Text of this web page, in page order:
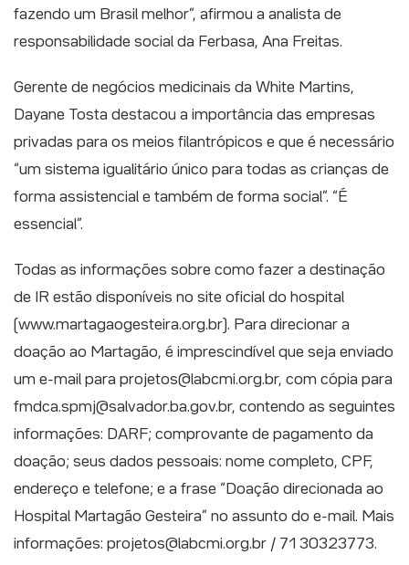
fazendo um Brasil melhor”, afirmou a analista de
responsabilidade social da Ferbasa, Ana Freitas.
Gerente de negócios medicinais da White Martins,
Dayane Tosta destacou a importância das empresas
privadas para os meios filantrópicos e que é necessário
“um sistema igualitário único para todas as crianças de
forma assistencial e também de forma social”. “É
essencial”.
Todas as informações sobre como fazer a destinação
de IR estão disponíveis no site oficial do hospital
(www.martagaogesteira.org.br). Para direcionar a
doação ao Martagão, é imprescindível que seja enviado
um e-mail para projetos@labcmi.org.br, com cópia para
fmdca.spmj@salvador.ba.gov.br, contendo as seguintes
informações: DARF; comprovante de pagamento da
doação; seus dados pessoais: nome completo, CPF,
endereço e telefone; e a frase “Doação direcionada ao
Hospital Martagão Gesteira” no assunto do e-mail. Mais
informações: projetos@labcmi.org.br / 71 30323773.